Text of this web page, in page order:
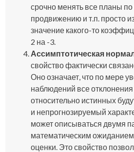
срочно менять все планы по
продвижению и т.п. просто
значение какого-то
2 на -3.
Ассимптотическая
свойство фактически
Оно означает, что по мере
наблюдений все
относительно истинных
и непрогнозируемый
может описываться двумя
математическим
оценки. Это свойство